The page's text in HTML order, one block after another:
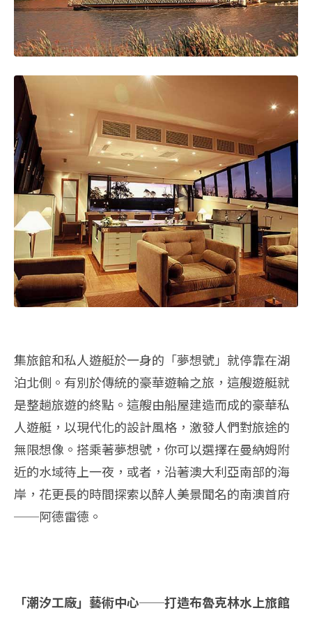
集旅館和私人遊艇於一身的「夢想號」就停靠在湖
泊北側。有別於傳統的豪華遊輪之旅，這艘遊艇就
是整趟旅遊的終點。這艘由船屋建造而成的豪華私
人遊艇，以現代化的設計風格，激發人們對旅途的
無限想像。搭乘著夢想號，你可以選擇在曼納姆附
近的水域待上一夜，或者，沿著澳大利亞南部的海
岸，花更長的時間探索以醉人美景聞名的南澳首府
──阿德雷德。
「潮汐工廠」藝術中心──打造布魯克林水上旅館